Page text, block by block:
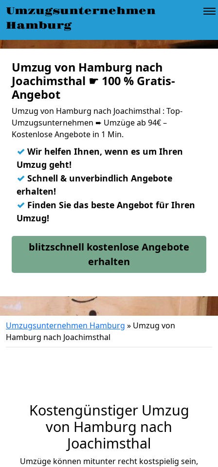
Umzugsunternehmen
Hamburg
Umzug von Hamburg nach
Joachimsthal ☛ 100 % Gratis-
Angebot
Umzug von Hamburg nach Joachimsthal : Top-
Umzugsunternehmen ➨ Umzüge ab 94€ –
Kostenlose Angebote in 1 Min.
✓ Wir helfen Ihnen, wenn es um Ihren
Umzug geht!
✓ Schnell & unverbindlich Angebote
erhalten!
✓ Finden Sie das beste Angebot für Ihren
Umzug!
blitzschnell kostenlose Angebote
erhalten
Umzugsunternehmen Hamburg » Umzug von
Hamburg nach Joachimsthal
Kostengünstiger Umzug
von Hamburg nach
Joachimsthal
Umzüge können mitunter recht kostspielig sein,